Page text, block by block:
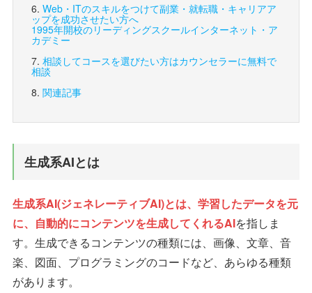
Web・ITのスキルをつけて副業・就転職・キャリアア
ップを成功させたい方へ
1995年開校のリーディングスクールインターネット・ア
カデミー
相談してコースを選びたい方はカウンセラーに無料で
相談
関連記事
生成系AIとは
生成系AI(ジェネレーティブAI)とは、学習したデータを元
に、自動的にコンテンツを生成してくれるAIを指しま
す。生成できるコンテンツの種類には、画像、文章、音
楽、図面、プログラミングのコードなど、あらゆる種類
があります。